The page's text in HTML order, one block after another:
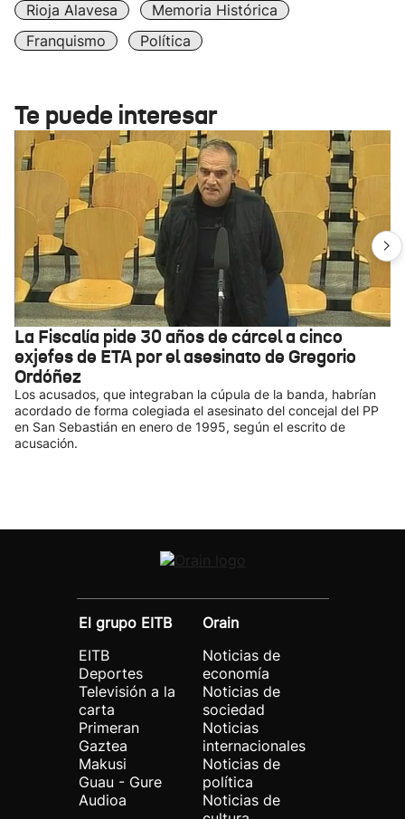
Rioja Alavesa
Memoria Histórica
Franquismo
Política
Te puede interesar
La Fiscalía pide 30 años de cárcel a cinco
exjefes de ETA por el asesinato de Gregorio
Ordóñez
Los acusados, que integraban la cúpula de la banda, habrían
acordado de forma colegiada el asesinato del concejal del PP
en San Sebastián en enero de 1995, según el escrito de
acusación.
El grupo EITB
EITB
Deportes
Televisión a la
carta
Primeran
Gaztea
Makusi
Guau - Gure
Audioa
Orain
Noticias de
economía
Noticias de
sociedad
Noticias
internacionales
Noticias de
política
Noticias de